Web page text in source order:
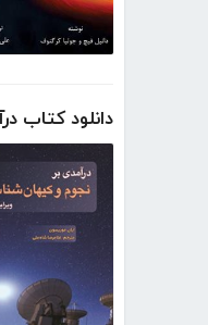
دانلود کتاب